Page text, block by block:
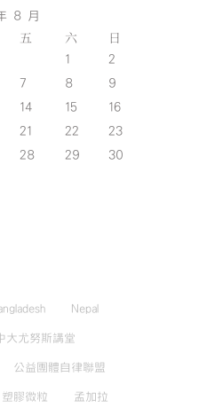
8 月
五 六 日
1
2
7 8
9
14 15
16
21 22
23
28 29
30
Nepal
大尤努斯講堂
公益團體自律聯盟
塑膠微粒 孟加拉